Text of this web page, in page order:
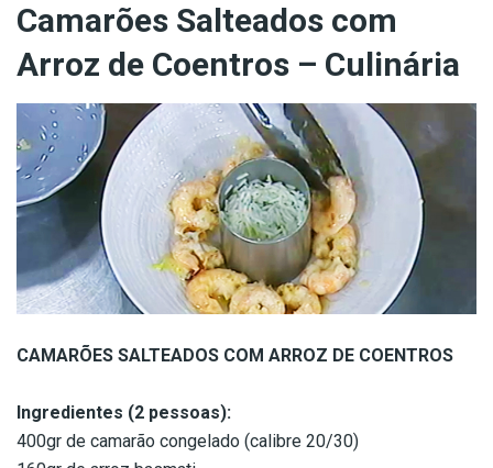
Camarões Salteados com
Arroz de Coentros – Culinária
CAMARÕES SALTEADOS COM ARROZ DE COENTROS
Ingredientes (2 pessoas):
400gr de camarão congelado (calibre 20/30)